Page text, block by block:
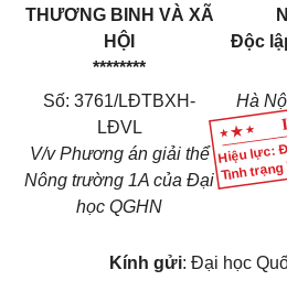
Hiệu lực:
Tình
THƯƠNG BINH VÀ XÃ
HỘI
********
Độc
Số: 3761/LĐTBXH-
LĐVL
V/v Phương án giải thể
Nông trường 1A của Đại
học QGHN
Hà
Kính gửi: Đại học